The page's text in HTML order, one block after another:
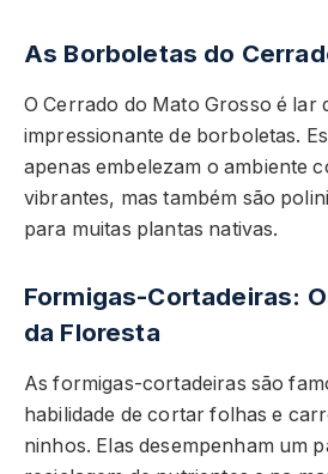
As Borboletas do
O Cerrado do Mato Grosso é lar
impressionante de borboletas.
apenas embelezam o ambiente
vibrantes, mas também são
para muitas plantas nativas.
Formigas-Cortadeiras:
da Floresta
As formigas-cortadeiras são
habilidade de cortar folhas e
ninhos. Elas desempenham um